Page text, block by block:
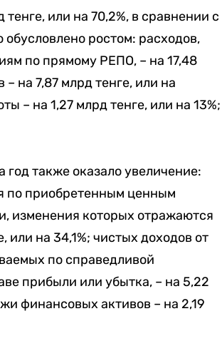
или на 70,2%, в сравнении с
ростом: расходов,
по прямому РЕПО, – на 17,48
на 7,87 млрд тенге, или на
– на 1,27 млрд тенге, или на 13%;
год также оказало увеличение:
по приобретенным ценным
изменения которых отражаются
или на 34,1%; чистых доходов от
по справедливой
прибыли или убытка, – на 5,22
финансовых активов – на 2,19